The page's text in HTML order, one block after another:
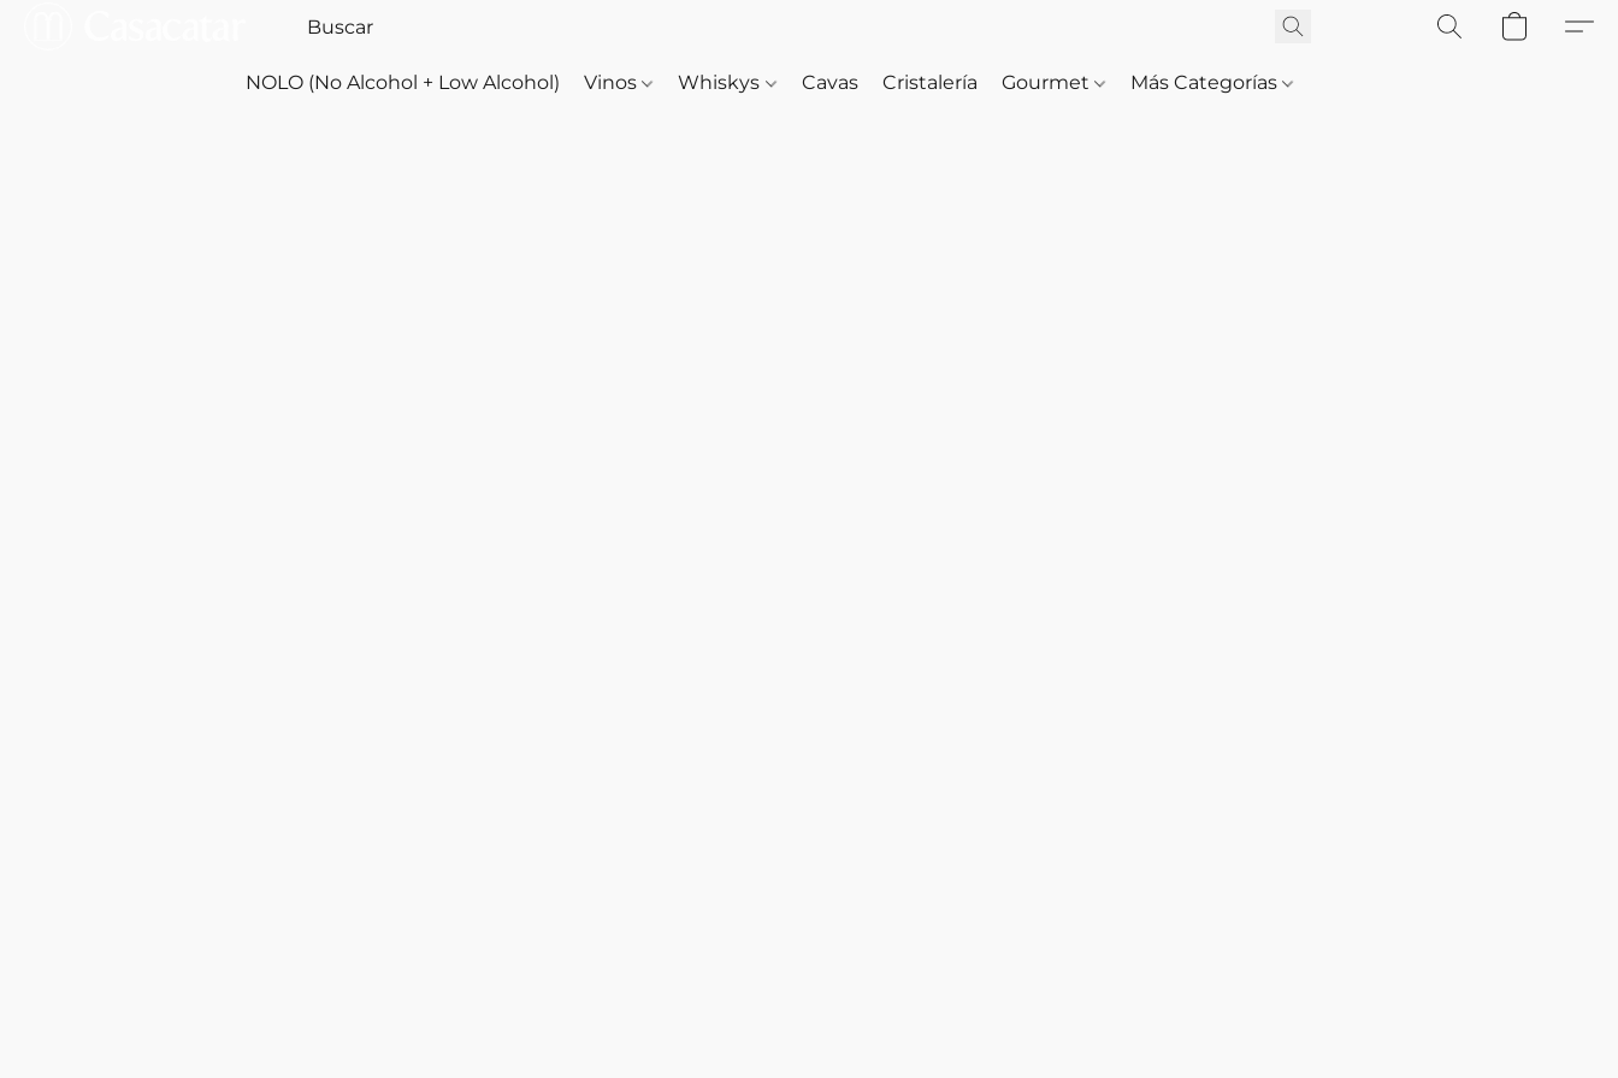
NOLO (No Alcohol + Low Alcohol) Vinos Whiskys Cavas Cristalería Gourmet Más Categorías